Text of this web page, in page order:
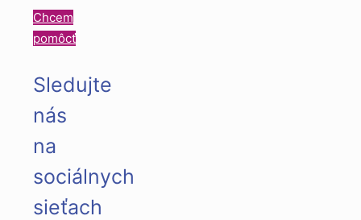
Chcem
pomôcť
Sledujte
nás
na
sociálnych
sieťach